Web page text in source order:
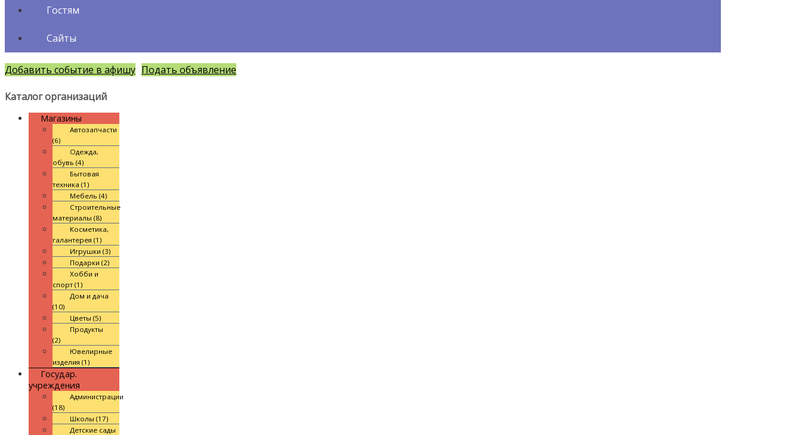
Гостям
Сайты
Добавить событие в афишу Подать объявление
Каталог организаций
Магазины
Автозапчасти
(6)
Одежда,
обувь (4)
Бытовая
техника (1)
Мебель (4)
Строительные
материалы (8)
Косметика,
галантерея (1)
Игрушки (3)
Подарки (2)
Хобби и
спорт (1)
Дом и дача
(10)
Цветы (5)
Продукты
(2)
Ювелирные
изделия (1)
Государ.
учреждения
Администрации
(18)
Школы (17)
Детские сады